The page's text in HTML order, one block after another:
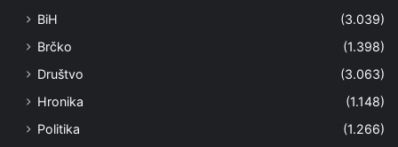
BiH
(3.039)
Brčko
(1.398)
Društvo
(3.063)
Hronika
(1.148)
Politika
(1.266)